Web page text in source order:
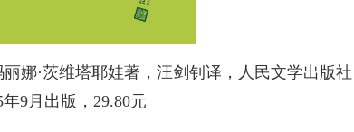
娜·茨维塔耶娃著，汪剑钊译，人民文学出版社
年9月出版，29.80元